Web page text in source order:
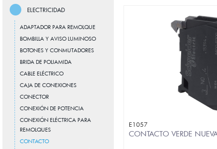
ELECTRICIDAD
ADAPTADOR PARA REMOLQUE
BOMBILLA Y AVISO LUMINOSO
BOTONES Y CONMUTADORES
BRIDA DE POLIAMIDA
CABLE ELÉCTRICO
CAJA DE CONEXIONES
CONECTOR
CONEXIÓN DE POTENCIA
CONEXIÓN ELÉCTRICA PARA
REMOLQUES
CONTACTO
E1057
CONTACTO VERDE